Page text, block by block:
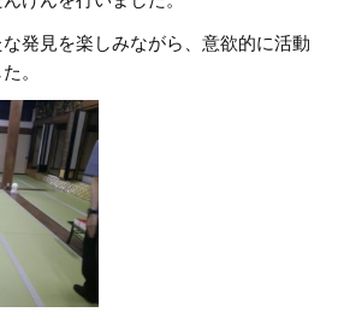
発見を楽しみながら、意欲的に活動
。